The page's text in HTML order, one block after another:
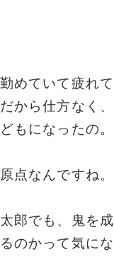
めていて疲れて
から仕方なく、
もになったの。
点なんですね。
郎でも、鬼を成
のかって気にな